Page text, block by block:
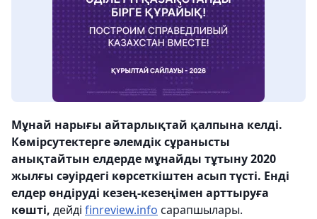
Мұнай нарығы айтарлықтай қалпына келді.
Көмірсутектерге әлемдік сұранысты
анықтайтын елдерде мұнайды тұтыну 2020
жылғы сәуірдегі көрсеткіштен асып түсті. Енді
елдер өндіруді кезең-кезеңімен арттыруға
көшті, дейді finreview.info сарапшылары.